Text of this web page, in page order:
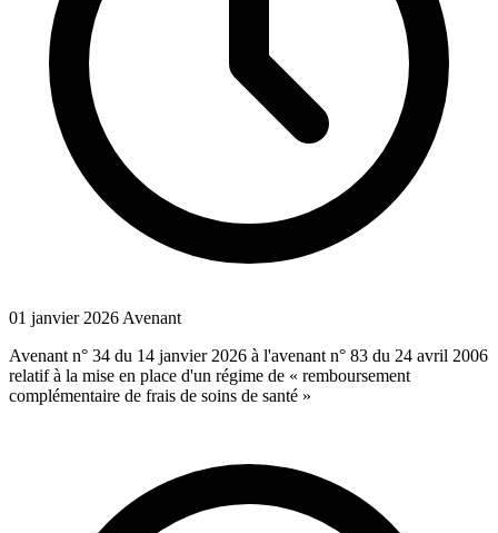
01 janvier 2026 Avenant
Avenant n° 34 du 14 janvier 2026 à l'avenant n° 83 du 24 avril 2006
relatif à la mise en place d'un régime de « remboursement
complémentaire de frais de soins de santé »